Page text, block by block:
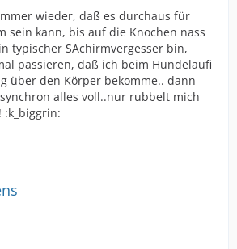
wieder, daß es durchaus für
sein kann, bis auf die Knochen nass
typischer SAchirmvergesser bin,
passieren, daß ich beim Hundelaufi
über den Körper bekomme.. dann
alles voll..nur rubbelt mich
:k_biggrin: